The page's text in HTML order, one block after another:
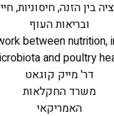
בין הזנה, חיסוניות,
ובריאות העוף
between nutrition,
and poultry
דר' מייק קוגאט
משרד החקלאות
האמריקאי